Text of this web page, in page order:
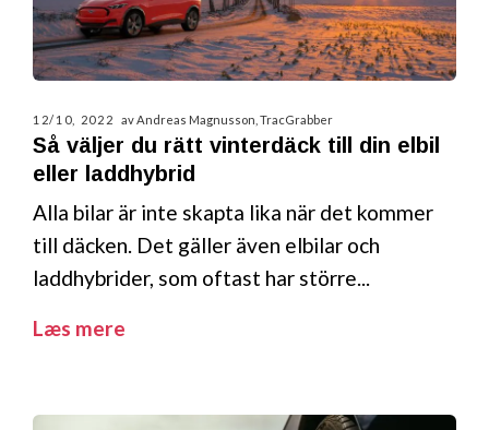
12/10, 2022 av Andreas Magnusson, TracGrabber
Så väljer du rätt vinterdäck till din elbil
eller laddhybrid
Alla bilar är inte skapta lika när det kommer
till däcken. Det gäller även elbilar och
laddhybrider, som oftast har större...
Læs mere